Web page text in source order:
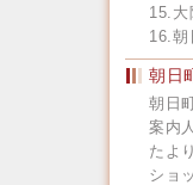
15.大
16.朝
朝日
朝日
案内
たより
ショ